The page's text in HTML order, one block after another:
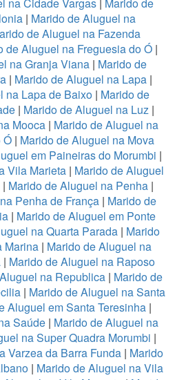
| Marido de Aluguel na
de Aluguel na Fazenda
de Aluguel na Freguesia do Ó |
na Granja Viana| Marido de
| Marido de Aluguel na Lapa |
na Lapa de Baixo | Marido de
| Marido de Aluguel na Luz|
Mooca | Marido de Aluguel na
Ó | Marido de Aluguel na Mova
em Paineiras do Morumbi |
Vila Marieta| Marido de Aluguel
| Marido de Aluguel na Penha|
Penha de França | Marido de
| Marido de Aluguel em Ponte
na Quarta Parada| Marido
Marina | Marido de Aluguel na
| Marido de Aluguel na Raposo
na Republica | Marido de
| Marido de Aluguel na Santa
Aluguel em Santa Teresinha |
Saúde| Marido de Aluguel na
na Super Quadra Morumbi |
Varzea da Barra Funda| Marido
| Marido de Aluguel na Vila